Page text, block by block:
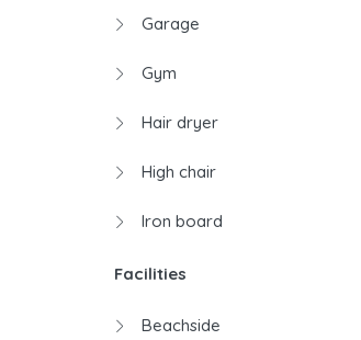
Garage
Gym
Hair dryer
High chair
Iron board
Facilities
Beachside